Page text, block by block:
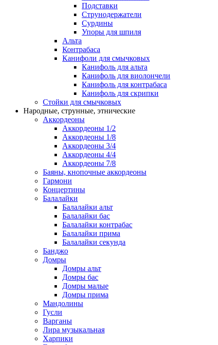
Подставки
Струнодержатели
Сурдины
Упоры для шпиля
Альта
Контрабаса
Канифоли для смычковых
Канифоль для альта
Канифоль для виолончели
Канифоль для контрабаса
Канифоль для скрипки
Стойки для смычковых
Народные, струнные, этнические
Аккордеоны
Аккордеоны 1/2
Аккордеоны 1/8
Аккордеоны 3/4
Аккордеоны 4/4
Аккордеоны 7/8
Баяны, кнопочные аккордеоны
Гармони
Концертины
Балалайки
Балалайки альт
Балалайки бас
Балалайки контрабас
Балалайки прима
Балалайки секунда
Банджо
Домры
Домры альт
Домры бас
Домры малые
Домры прима
Мандолины
Гусли
Варганы
Лира музыкальная
Харпики